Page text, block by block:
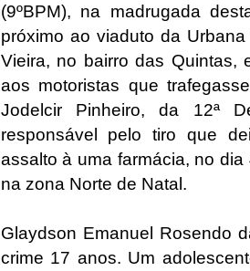
(9ºBPM), na madrugada
próximo ao viaduto da
Vieira, no bairro das Quintas,
aos motoristas que
Jodelcir Pinheiro, da 12ª
responsável pelo tiro que
assalto à uma farmácia, no
na zona Norte de Natal.
Glaydson Emanuel Rosendo
crime 17 anos. Um